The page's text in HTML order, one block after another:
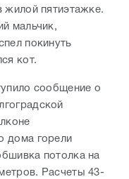
жилой пятиэтажке.
мальчик,
покинуть
кот.
сообщение о
дома горели
потолка на
Расчеты 43-